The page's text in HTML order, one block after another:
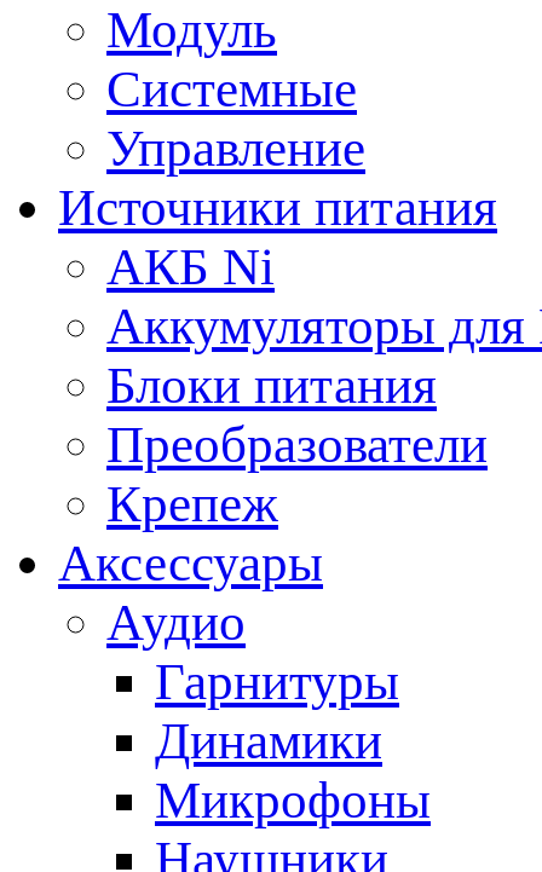
Модуль
Системные
Управление
Источники питания
АКБ Ni
Аккумуляторы
Блоки питания
Преобразователи
Крепеж
Аксессуары
Аудио
Гарнитуры
Динамики
Микрофоны
Наушники